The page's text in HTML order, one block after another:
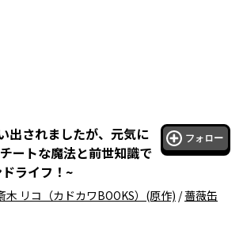
出されましたが、元気に
ートな魔法と前世知識で
ライフ！~
フォロー
木 リコ（カドカワBOOKS） (原作) /薔薇缶